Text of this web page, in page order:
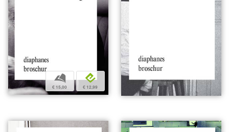
b
€ 15,00
e
€ 12,99